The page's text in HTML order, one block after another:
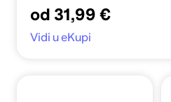
od 31,99 €
Vidi u eKupi